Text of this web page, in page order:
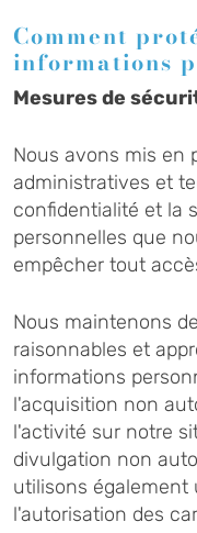
Comment
informations
Mesures de
Nous avons mis en
administratives et
confidentialité et la
personnelles que
empêcher tout
Nous maintenons
raisonnables et
informations
l'acquisition non
l'activité sur notre
divulgation non
utilisons
l'autorisation des